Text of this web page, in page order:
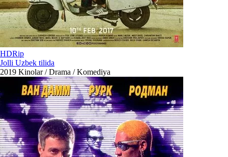
HDRip
Jolli Uzbek tilida
2019 Kinolar / Drama / Komediya